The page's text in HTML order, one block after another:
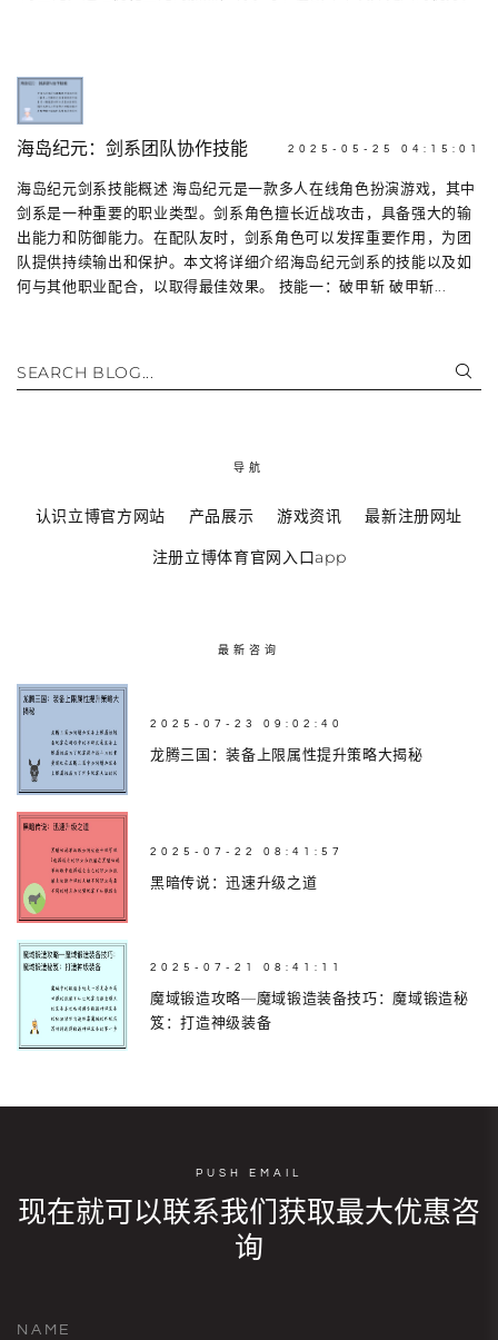
海岛纪元：剑系团队协作技能 2025-05-25 04:15:01
海岛纪元剑系技能概述 海岛纪元是一款多人在线角色扮演游戏，其中
剑系是一种重要的职业类型。剑系角色擅长近战攻击，具备强大的输
出能力和防御能力。在配队友时，剑系角色可以发挥重要作用，为团
队提供持续输出和保护。本文将详细介绍海岛纪元剑系的技能以及如
何与其他职业配合，以取得最佳效果。 技能一：破甲斩 破甲斩...
SEARCH BLOG...
导航
认识立博官方网站 产品展示 游戏资讯 最新注册网址
注册立博体育官网入口app
最新咨询
2025-07-23 09:02:40
龙腾三国：装备上限属性提升策略大揭秘
2025-07-22 08:41:57
黑暗传说：迅速升级之道
2025-07-21 08:41:11
魔域锻造攻略—魔域锻造装备技巧：魔域锻造秘
笈：打造神级装备
PUSH EMAIL
现在就可以联系我们获取最大优惠咨
询
NAME